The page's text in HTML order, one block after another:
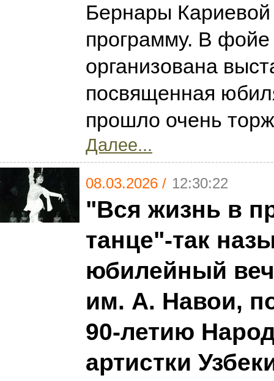
Бернары
программу. В
организована
посвященная
прошло очень
Далее...
08.03.2026 / 12:30:22
"Вся жизнь в
танце"-так
юбилейный
им. А. Навои,
90-летию
артистки